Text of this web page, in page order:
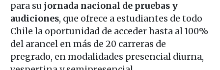
para su jornada nacional de pruebas y
audiciones, que ofrece a estudiantes de todo
Chile la oportunidad de acceder hasta al 100%
del arancel en más de 20 carreras de
pregrado, en modalidades presencial diurna,